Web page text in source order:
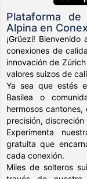
Plataforma
Alpina en
¡Grüezi!
conexiones de
innovación de
valores suizos de
Ya sea que estés
Basilea o
hermosos
precisión,
Experimenta
gratuita que
cada conexión.
Miles de solteros